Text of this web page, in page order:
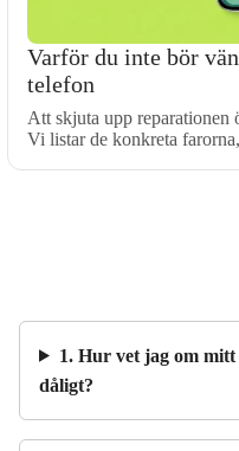
Varför du inte bör
telefon
Att skjuta upp reparationen
Vi listar de konkreta
1. Hur vet jag om
dåligt?